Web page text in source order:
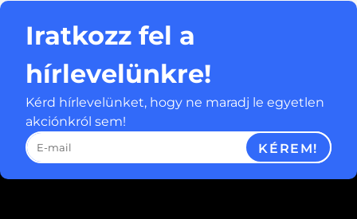
Iratkozz fel a
hírlevelünkre!
Kérd hírlevelünket, hogy ne maradj le egyetlen
akciónkról sem!
KÉREM!